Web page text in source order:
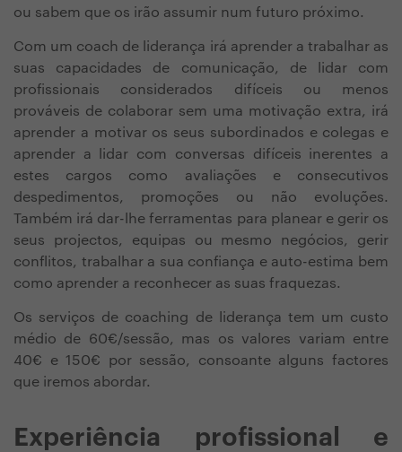
ou sabem que os irão assumir num futuro próximo.
Com um coach de liderança irá aprender a trabalhar as
suas capacidades de comunicação, de lidar com
profissionais considerados difíceis ou menos
prováveis de colaborar sem uma motivação extra, irá
aprender a motivar os seus subordinados e colegas e
aprender a lidar com conversas difíceis inerentes a
estes cargos como avaliações e consecutivos
despedimentos, promoções ou não evoluções.
Também irá dar-lhe ferramentas para planear e gerir os
seus projectos, equipas ou mesmo negócios, gerir
conflitos, trabalhar a sua confiança e auto-estima bem
como aprender a reconhecer as suas fraquezas.
Os serviços de coaching de liderança tem um custo
médio de 60€/sessão, mas os valores variam entre
40€ e 150€ por sessão, consoante alguns factores
que iremos abordar.
Experiência profissional e